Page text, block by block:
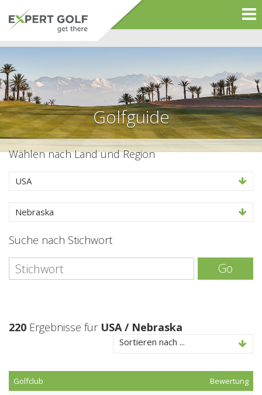
Golfguide
Wählen nach Land und Region
USA
Nebraska
Suche nach Stichwort
Go
220 Ergebnisse für USA / Nebraska
Sortieren nach ...
Golfclub
Bewertung